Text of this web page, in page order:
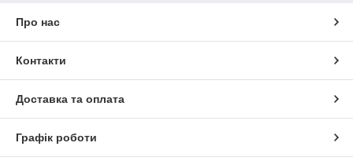
Про нас
Контакти
Доставка та оплата
Графік роботи